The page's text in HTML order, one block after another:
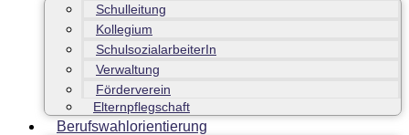
Schulleitung
Kollegium
SchulsozialarbeiterIn
Verwaltung
Förderverein
Elternpflegschaft
Berufswahlorientierung